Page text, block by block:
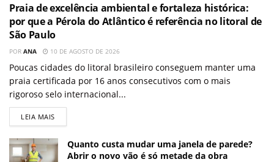
Praia de excelência ambiental e fortaleza histórica:
por que a Pérola do Atlântico é referência no litoral de
São Paulo
POR ANA 10 DE AGOSTO DE 2026
Poucas cidades do litoral brasileiro conseguem manter uma
praia certificada por 16 anos consecutivos com o mais
rigoroso selo internacional...
LEIA MAIS
Quanto custa mudar uma janela de parede?
Abrir o novo vão é só metade da obra